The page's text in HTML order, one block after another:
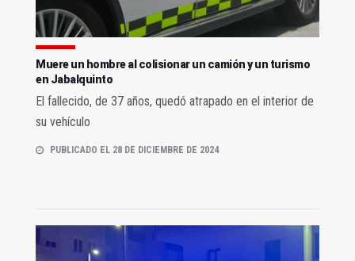
Muere un hombre al colisionar un camión y un turismo
en Jabalquinto
El fallecido, de 37 años, quedó atrapado en el interior de
su vehículo
PUBLICADO EL 28 DE DICIEMBRE DE 2024